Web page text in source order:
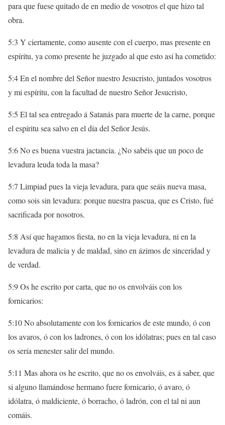
para que fuese quitado de en medio de vosotros el que hizo tal
obra.
5:3 Y ciertamente, como ausente con el cuerpo, mas presente en
espíritu, ya como presente he juzgado al que esto así ha cometido:
5:4 En el nombre del Señor nuestro Jesucristo, juntados vosotros
y mi espíritu, con la facultad de nuestro Señor Jesucristo,
5:5 El tal sea entregado á Satanás para muerte de la carne, porque
el espíritu sea salvo en el día del Señor Jesús.
5:6 No es buena vuestra jactancia. ¿No sabéis que un poco de
levadura leuda toda la masa?
5:7 Limpiad pues la vieja levadura, para que seáis nueva masa,
como sois sin levadura: porque nuestra pascua, que es Cristo, fué
sacrificada por nosotros.
5:8 Así que hagamos fiesta, no en la vieja levadura, ni en la
levadura de malicia y de maldad, sino en ázimos de sinceridad y
de verdad.
5:9 Os he escrito por carta, que no os envolváis con los
fornicarios:
5:10 No absolutamente con los fornicarios de este mundo, ó con
los avaros, ó con los ladrones, ó con los idólatras; pues en tal caso
os sería menester salir del mundo.
5:11 Mas ahora os he escrito, que no os envolváis, es á saber, que
si alguno llamándose hermano fuere fornicario, ó avaro, ó
idólatra, ó maldiciente, ó borracho, ó ladrón, con el tal ni aun
comáis.